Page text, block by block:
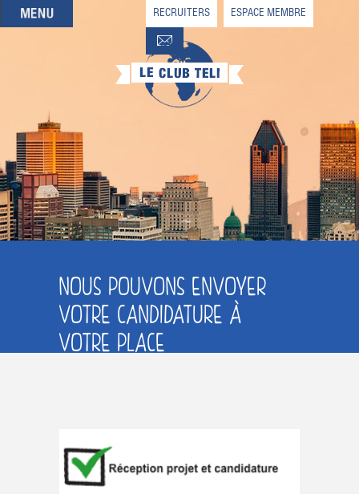
QUI SOMMES-NOUS
QUE CHERCHEZ-VOUS ?
NOS OFFRES PARTENAIRES
DEVENIR MEMBRE
RECRUITERS ESPACE MEMBRE
NOUS POUVONS ENVOYER
VOTRE CANDIDATURE À
VOTRE PLACE